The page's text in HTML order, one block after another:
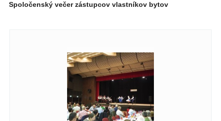
Spoločenský večer zástupcov vlastníkov bytov